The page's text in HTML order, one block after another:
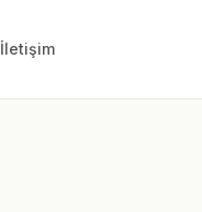
İletişim